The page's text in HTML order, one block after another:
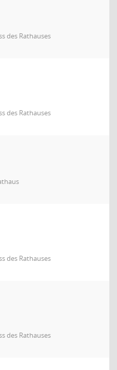
des Rathauses
des Rathauses
des Rathauses
des Rathauses